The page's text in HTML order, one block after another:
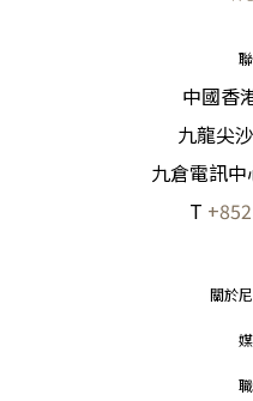
中國香
九龍尖
九倉電訊
T
關於